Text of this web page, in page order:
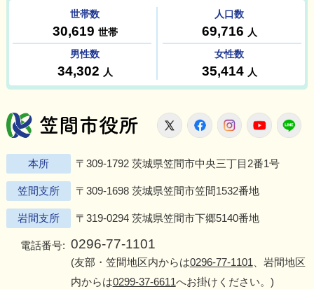
笠間市役所
X FacebookInstagram
本所 〒309-1792 茨城県笠間市中央三丁目2番1号
笠間支所 〒309-1698 茨城県笠間市笠間1532番地
岩間支所 〒319-0294 茨城県笠間市下郷5140番地
電話番号: 0296-77-1101
(友部・笠間地区内からは0296-77-1101 、岩間地区
内からは0299-37-6611へお掛けください。)